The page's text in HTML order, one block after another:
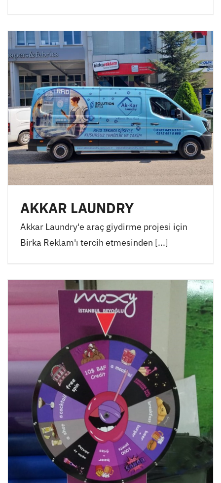
AKKAR LAUNDRY
Akkar Laundry'e araç giydirme projesi için
Birka Reklam'ı tercih etmesinden [...]